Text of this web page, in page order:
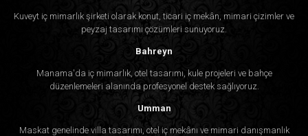
Kuveyt iç mimarlık şirketi olarak konut, ticari iç mekân, mimari çizimler ve
peyzaj tasarımı çözümleri sunuyoruz.
Bahreyn
Manama'da iç mimarlık, otel tasarımı, kule projeleri ve bahçe
düzenlemeleri alanında profesyonel destek sağlıyoruz.
Umman
Maskat genelinde villa tasarımı, otel iç mekânı ve mimari danışmanlık